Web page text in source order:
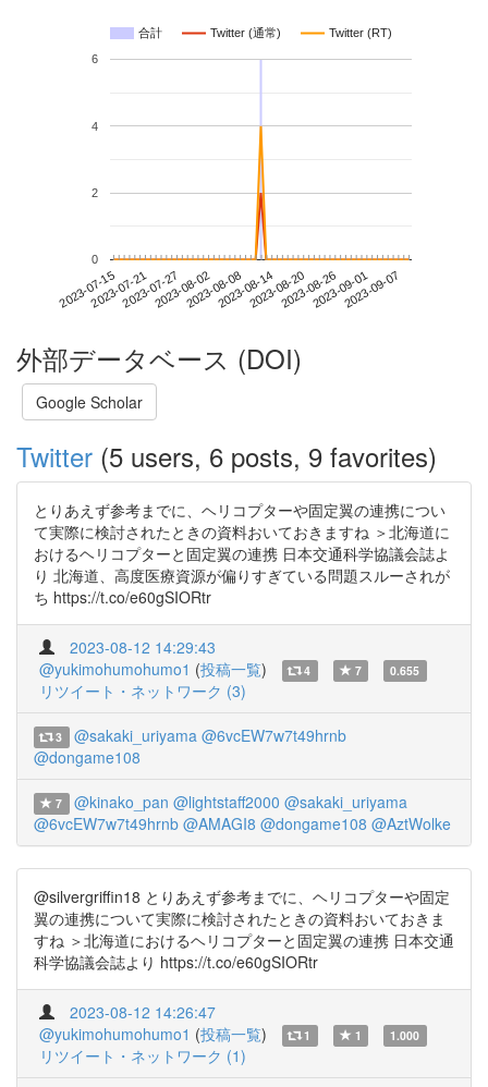
合計 Twitter (通常) Twitter (RT)
2023-07-152023-07-212023-07-272023-08-022023-08-082023-08-142023-08-202023-08-262023-09-012023-09-07
0
2
4
6
外部データベース (DOI)
Google Scholar
Twitter (5 users, 6 posts, 9 favorites)
とりあえず参考までに、ヘリコプターや固定翼の連携につい
て実際に検討されたときの資料おいておきますね ＞北海道に
おけるヘリコプターと固定翼の連携 日本交通科学協議会誌よ
り 北海道、高度医療資源が偏りすぎている問題スルーされが
ち https://t.co/e60gSIORtr
2023-08-12 14:29:43
@yukimohumohumo1 (投稿一覧) 4 7 0.655
リツイート・ネットワーク (3)
3 @sakaki_uriyama @6vcEW7w7t49hrnb
@dongame108
7 @kinako_pan @lightstaff2000 @sakaki_uriyama
@6vcEW7w7t49hrnb @AMAGI8 @dongame108 @AztWolke
@silvergriffin18 とりあえず参考までに、ヘリコプターや固定
翼の連携について実際に検討されたときの資料おいておきま
すね ＞北海道におけるヘリコプターと固定翼の連携 日本交通
科学協議会誌より https://t.co/e60gSIORtr
2023-08-12 14:26:47
@yukimohumohumo1 (投稿一覧) 1 1 1.000
リツイート・ネットワーク (1)